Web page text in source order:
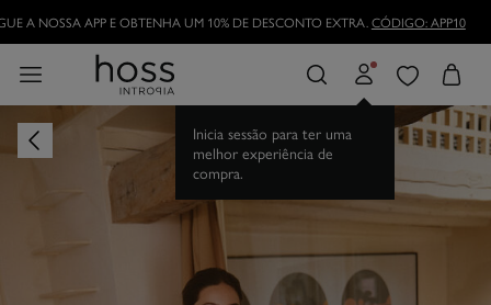
A NOSSA APP E OBTENHA UM 10% DE DESCONTO EXTRA.CÓDIGO: APP10
Inicia sessão para ter uma
melhor experiência de
compra.